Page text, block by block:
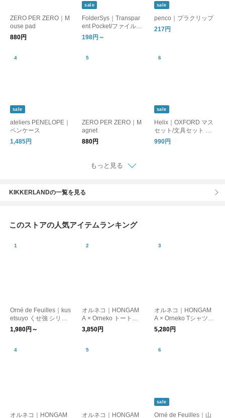
ZERO PER ZERO｜M
ouse pad
880円
sale
FolderSys｜Transpar
ent Pocket/ファイルバ
ッグ 書類整理 A4 A5
198円～
sale
penco｜プラクリップ
217円
sale
ateliers PENELOPE｜
ペンケース
1,485円
ZERO PER ZERO｜M
agnet
880円
sale
Helix｜OXFORD マス
セット/文具セット 定
規 コンパス
990円
もっと見る
KIKKERLANDの一覧を見る
このストアの人気アイテムランキング
Orné de Feuilles｜kus
etsuyo くせ強 シリー
ズ（ポーチ）
1,980円～
オルネコ｜HONGAM
A × Orneko トートバ
ッグ
3,850円
オルネコ｜HONGAM
A × Orneko Tシャツ／
CATS ARE THE BEST
5,280円
オルネコ｜HONGAM
オルネコ｜HONGAM
sale
Orné de Feuilles｜山